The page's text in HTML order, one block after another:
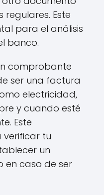
regulares. Este
para el análisis
banco.
comprobante
ser una factura
electricidad,
y cuando esté
Este
tu
un
en caso de ser